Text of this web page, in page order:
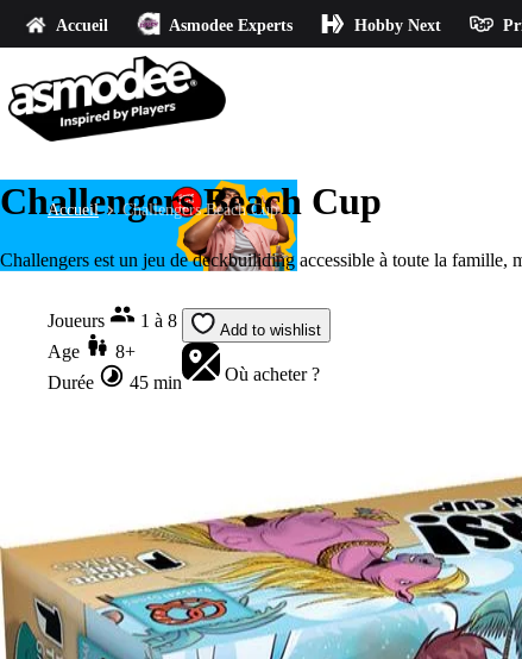
Accueil Asmodee Experts Hobby Next
Accueil Challengers Beach Cup
Challengers Beach Cup
Challengers est un jeu de deckbuiliding accessible à toute la
Joueurs
1 à 8
Age
8+
Durée
45 min
Add to wishlist
Où acheter ?